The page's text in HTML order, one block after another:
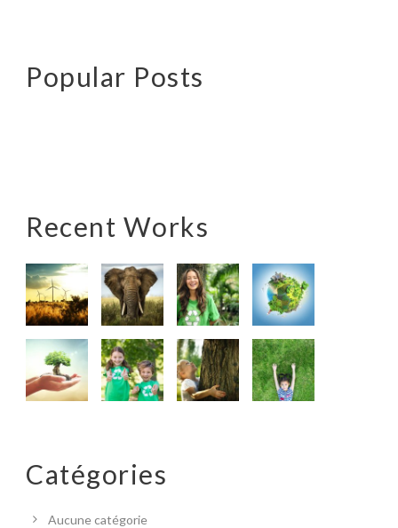
Popular Posts
Recent Works
Catégories
Aucune catégorie